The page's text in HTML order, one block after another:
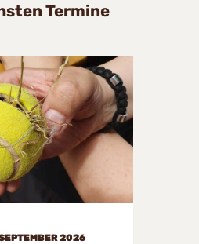
Termine
2026